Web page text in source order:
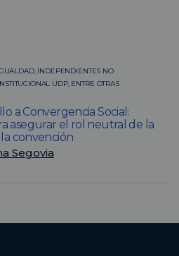
INDEPENDIENTES NO
UDP, ENTRE OTRAS
a Convergencia Social:
asegurar el rol neutral de la
convención
Segovia